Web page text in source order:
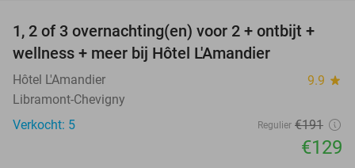
32%
TODAY
1, 2 of 3 overnachting(en) voor 2 + ontbijt +
wellness + meer bij Hôtel L'Amandier
Hôtel L'Amandier 9.9 star
Libramont-Chevigny
Verkocht: 5
Regulier €191
€129